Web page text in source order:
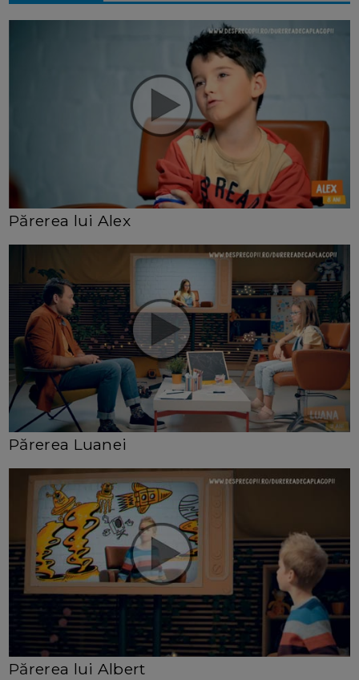
Părerea lui Alex
Părerea Luanei
Părerea lui Albert